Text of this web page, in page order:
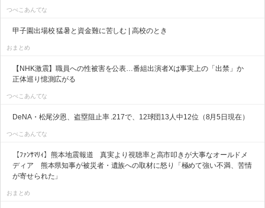
つべこあんてな
甲子園出場校 猛暑と資金難に苦しむ | 高校のとき
おまとめ
【NHK激震】職員への性被害を公表…番組出演者Xは事実上の「出禁」か
正体巡り憶測広がる
つべこあんてな
DeNA・松尾汐恩、盗塁阻止率 .217で、12球団13人中12位（8月5日現在）
つべこあんてな
【ﾌｧﾝｻﾏﾘｨ】熊本地震報道 真実より視聴率と高市叩きが大事なオールドメ
ディア 熊本県知事が被災者・遺族への取材に怒り「極めて強い不満、苦情
が寄せられた」
おまとめ